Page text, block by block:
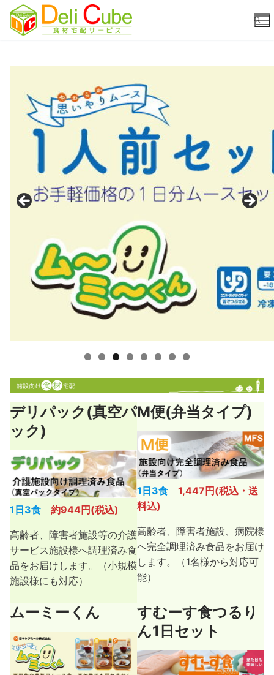
検索:
デリパック(真空パ
ック)
1日3食 約944円(税込)
高齢者、障害者施設等の介護
サービス施設様へ調理済み食
品をお届けします。（小規模
施設様にも対応）
M便(弁当タイプ)
1日3食
1,447円(税込・送
料込)
高齢者、障害者施設、病院様
へ完全調理済み食品をお届け
します。（1名様から対応可
能）
ムーミーくん
すむーす食つるり
ん1日セット